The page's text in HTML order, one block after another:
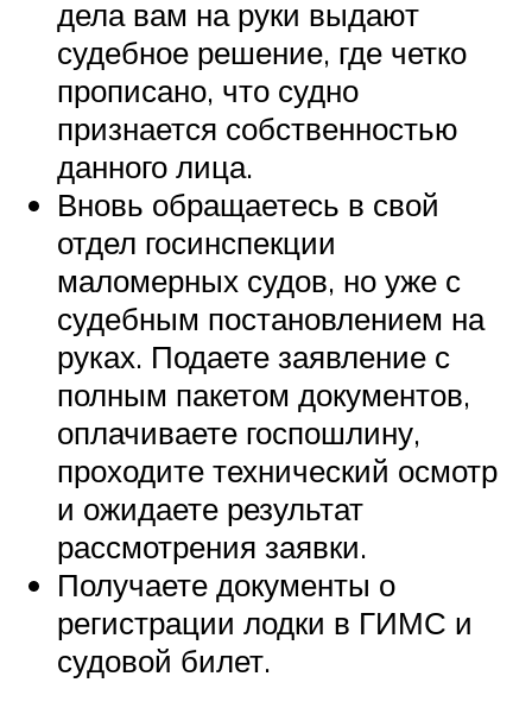
дела вам на руки выдают
судебное решение, где четко
прописано, что судно
признается собственностью
данного лица.
Вновь обращаетесь в свой
отдел госинспекции
маломерных судов, но уже с
судебным постановлением на
руках. Подаете заявление с
полным пакетом документов,
оплачиваете госпошлину,
проходите технический осмотр
и ожидаете результат
рассмотрения заявки.
Получаете документы о
регистрации лодки в ГИМС и
судовой билет.